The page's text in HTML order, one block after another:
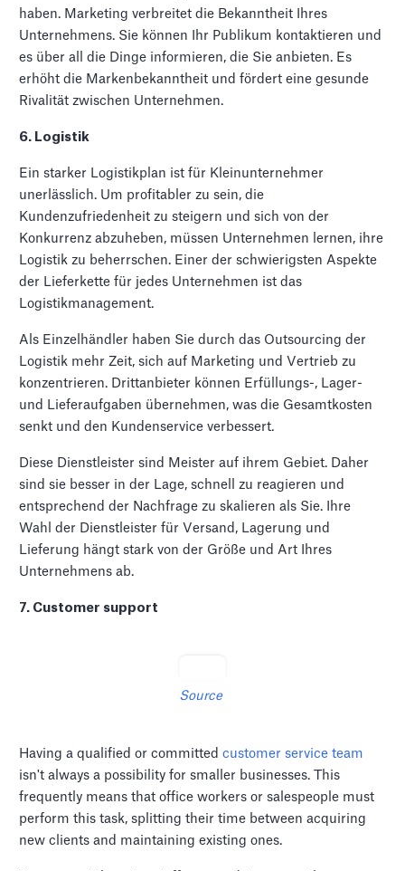
haben. Marketing verbreitet die Bekanntheit Ihres
Unternehmens. Sie können Ihr Publikum kontaktieren und
es über all die Dinge informieren, die Sie anbieten. Es
erhöht die Markenbekanntheit und fördert eine gesunde
Rivalität zwischen Unternehmen.
6. Logistik
Ein starker Logistikplan ist für Kleinunternehmer
unerlässlich. Um profitabler zu sein, die
Kundenzufriedenheit zu steigern und sich von der
Konkurrenz abzuheben, müssen Unternehmen lernen, ihre
Logistik zu beherrschen. Einer der schwierigsten Aspekte
der Lieferkette für jedes Unternehmen ist das
Logistikmanagement.
Als Einzelhändler haben Sie durch das Outsourcing der
Logistik mehr Zeit, sich auf Marketing und Vertrieb zu
konzentrieren. Drittanbieter können Erfüllungs-, Lager-
und Lieferaufgaben übernehmen, was die Gesamtkosten
senkt und den Kundenservice verbessert.
Diese Dienstleister sind Meister auf ihrem Gebiet. Daher
sind sie besser in der Lage, schnell zu reagieren und
entsprechend der Nachfrage zu skalieren als Sie. Ihre
Wahl der Dienstleister für Versand, Lagerung und
Lieferung hängt stark von der Größe und Art Ihres
Unternehmens ab.
7. Customer support
Source
Having a qualified or committedcustomer service team
isn't always a possibility for smaller businesses. This
frequently means that office workers or salespeople must
perform this task, splitting their time between acquiring
new clients and maintaining existing ones.